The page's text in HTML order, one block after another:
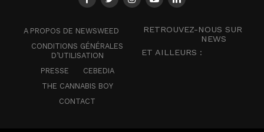
A PROPOS DE NEWSWEED
CONDITIONS GÉNÉRALES
D’UTILISATION
PRESSE
CEBEDIA
THE CANNABIS BOY
CONTACT
RETROUVEZ-NOUS SUR
NEWS
ET AILLEURS :